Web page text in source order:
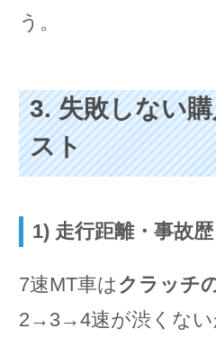
う。
3. 失敗しない
スト
1) 走行距離・事故
7速MT車は クラッチ
2→3→4速が渋くない